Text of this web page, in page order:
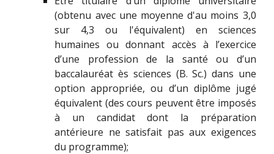
(obtenu avec une moyenne d'au moins 3,0
sur 4,3 ou l'équivalent) en sciences
humaines ou donnant accès à l’exercice
d’une profession de la santé ou d’un
baccalauréat ès sciences (B. Sc.) dans une
option appropriée, ou d’un diplôme jugé
équivalent (des cours peuvent être imposés
à un candidat dont la préparation
antérieure ne satisfait pas aux exigences
du programme);